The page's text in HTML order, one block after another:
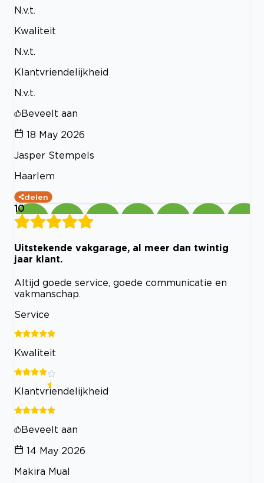
N.v.t.
Kwaliteit
N.v.t.
Klantvriendelijkheid
N.v.t.
Beveelt aan
18 May 2026
Jasper Stempels
Haarlem
delen
10
Uitstekende vakgarage, al meer dan twintig
jaar klant.
Altijd goede service, goede communicatie en
vakmanschap.
Service
Kwaliteit
Klantvriendelijkheid
Beveelt aan
14 May 2026
Makira Mual